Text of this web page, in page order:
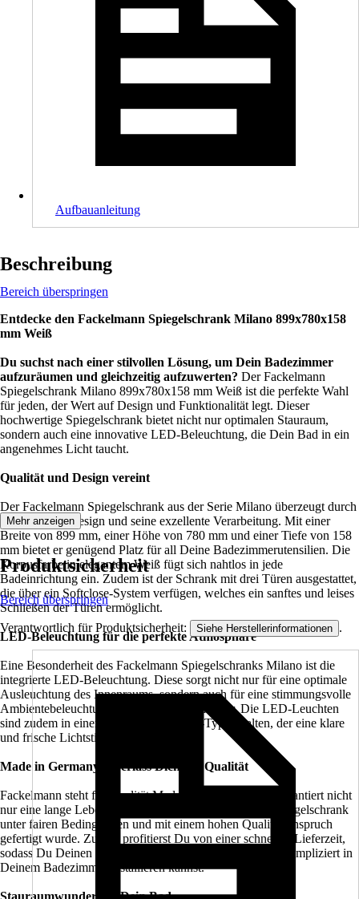
Aufbauanleitung
Beschreibung
Bereich überspringen
Entdecke den Fackelmann Spiegelschrank Milano 899x780x158
mm Weiß
Du suchst nach einer stilvollen Lösung, um Dein Badezimmer
aufzuräumen und gleichzeitig aufzuwerten? Der Fackelmann
Spiegelschrank Milano 899x780x158 mm Weiß ist die perfekte Wahl
für jeden, der Wert auf Design und Funktionalität legt. Dieser
hochwertige Spiegelschrank bietet nicht nur optimalen Stauraum,
sondern auch eine innovative LED-Beleuchtung, die Dein Bad in ein
angenehmes Licht taucht.
Qualität und Design vereint
Der Fackelmann Spiegelschrank aus der Serie Milano überzeugt durch
sein zeitloses Design und seine exzellente Verarbeitung. Mit einer
Breite von 899 mm, einer Höhe von 780 mm und einer Tiefe von 158
mm bietet er genügend Platz für all Deine Badezimmerutensilien. Die
Korpusfarbe in elegantem Weiß fügt sich nahtlos in jede
Badeinrichtung ein. Zudem ist der Schrank mit drei Türen ausgestattet,
die über ein Softclose-System verfügen, welches ein sanftes und leises
Schließen der Türen ermöglicht.
LED-Beleuchtung für die perfekte Atmosphäre
Eine Besonderheit des Fackelmann Spiegelschranks Milano ist die
integrierte LED-Beleuchtung. Diese sorgt nicht nur für eine optimale
Ausleuchtung des Innenraums, sondern auch für eine stimmungsvolle
Ambientebeleuchtung in Deinem Badezimmer. Die LED-Leuchten
sind zudem in einem kaltweißen Kelvin-Typ gehalten, der eine klare
und frische Lichtstimmung erzeugt.
Made in Germany – Verlass Dich auf Qualität
Fackelmann steht für Qualität Made in Germany. Dies garantiert nicht
nur eine lange Lebensdauer, sondern auch, dass Dein Spiegelschrank
unter fairen Bedingungen und mit einem hohen Qualitätsanspruch
gefertigt wurde. Zudem profitierst Du von einer schnellen Lieferzeit,
sodass Du Deinen neuen Spiegelschrank schnell und unkompliziert in
Deinem Badezimmer installieren kannst.
Stauraumwunder für Dein Bad
Mehr anzeigen
Produktsicherheit
Bereich überspringen
Verantwortlich für Produktsicherheit: Siehe Herstellerinformationen .